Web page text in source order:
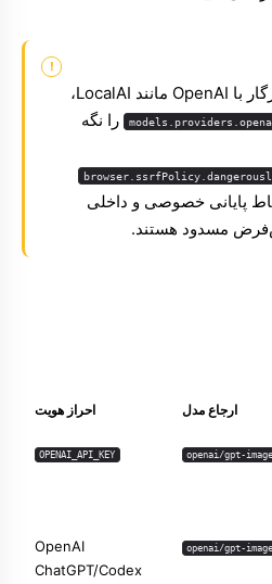
برای نقاط پایانی LAN سازگار با OpenAI مانند LocalAI،
را نگه
پایانی خصوصی و داخلی
مسدود هستند.
ارجاع مدل احراز هویت
openai/gpt-
OPENAI_API_KEY
openai/gpt-
OpenAI
ChatGPT/Codex